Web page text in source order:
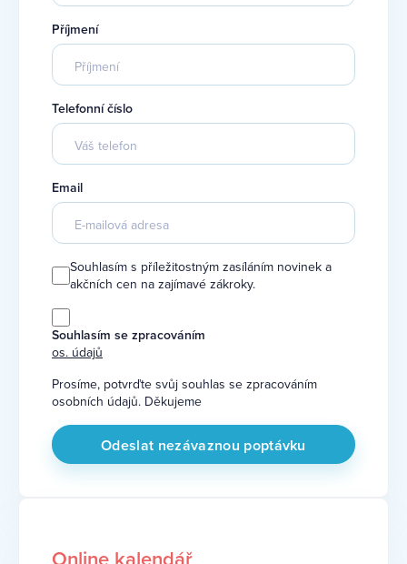
Příjmení
Telefonní číslo
Email
Souhlasím s příležitostným zasíláním novinek a
akčních cen na zajímavé zákroky.
Souhlasím se zpracováním
os. údajů
Prosíme, potvrďte svůj souhlas se zpracováním
osobních údajů. Děkujeme